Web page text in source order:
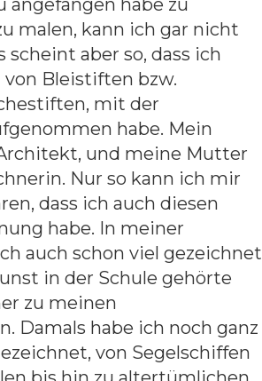
malen, kann ich gar nicht
scheint aber so, dass ich
von Bleistiften bzw.
mit der
habe. Mein
und meine Mutter
Nur so kann ich mir
dass ich auch diesen
habe. In meiner
auch schon viel gezeichnet
in der Schule gehörte
zu meinen
Damals habe ich noch ganz
von Segelschiffen